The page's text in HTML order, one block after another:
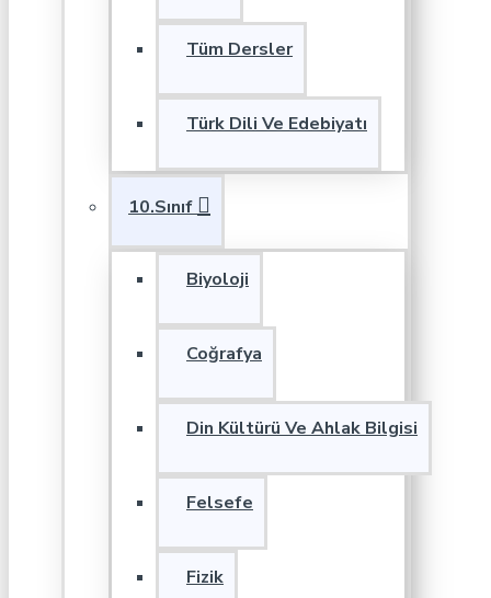
Tüm Dersler
Türk Dili Ve Edebiyatı
10.Sınıf
Biyoloji
Coğrafya
Din Kültürü Ve Ahlak Bilgisi
Felsefe
Fizik